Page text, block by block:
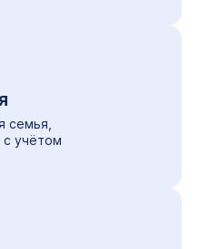
семья,
учётом